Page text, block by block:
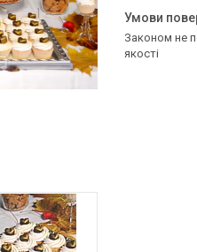
Законом не передбачено повернення та обмін даного товару належної
якості